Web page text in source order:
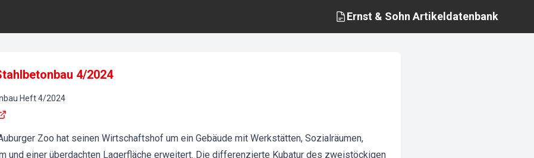
Ernst & Sohn Artikeldatenbank
4/2024
Heft4/2024
Zoo hat seinen Wirtschaftshof um ein Gebäude mit Werkstätten, Sozialräumen,
und einer überdachten Lagerfläche erweitert. Die differenzierte Kubatur des zweistöckigen